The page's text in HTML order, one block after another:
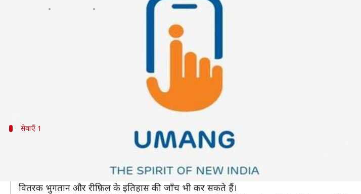
UMANG (यूनिफाइड मोबाइल ऐप्लिकेशन फ़ॉर न्यू-एज गवर्नेंस) सरकार द्वारा शुरू की गई एक
की एक विस्तृत ऋंखला तक पहुँच प्रदान करती है।
इसके द्वारा प्रदान की जानें वाली सेवाओं में प्रॉविडेंट फ़ंड (PF) सेवाएँ, आधार से संबंधित
सेवाएँ 1
आधार सेवाएँ, ऑनलाइन बिल भुगतान और छात्र सेवाएँ
UMANG ऐप उपयोगकर्ताओं को डिजिलॉकर खाते से अपने आधार कार्ड को एक्सेस और
उपयोगकर्ता इस ऐप से गैस, बिजली, पानी, DTH और दूरसंचार के बिल
वितरक भुगतान और रीफ़िल के इतिहास की जाँच भी कर सकते हैं।